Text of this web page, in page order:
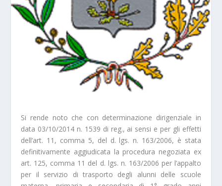
Si rende noto che con determinazione dirigenziale in
data 03/10/2014 n. 1539 di reg., ai sensi e per gli effetti
dell’art. 11, comma 5, del d. lgs. n. 163/2006, è stata
definitivamente aggiudicata la procedura negoziata ex
art. 125, comma 11 del d. lgs. n. 163/2006 per l’appalto
per il servizio di trasporto degli alunni delle scuole